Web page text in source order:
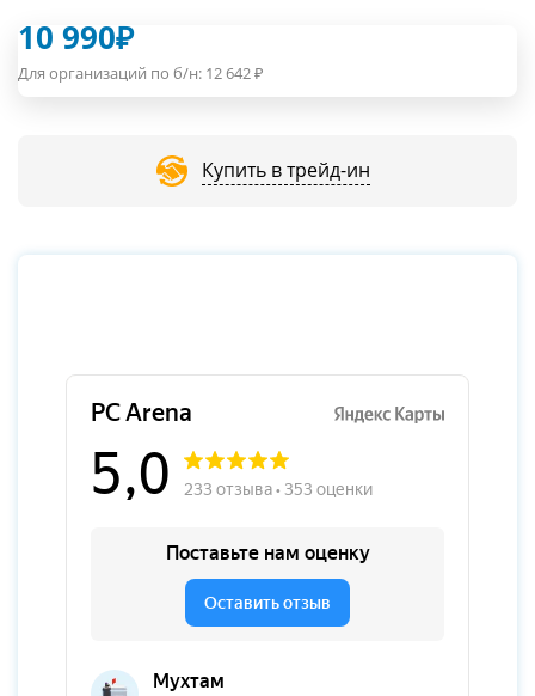
10 990₽
Для организаций по б/н: 12 642₽
Купить в трейд-ин